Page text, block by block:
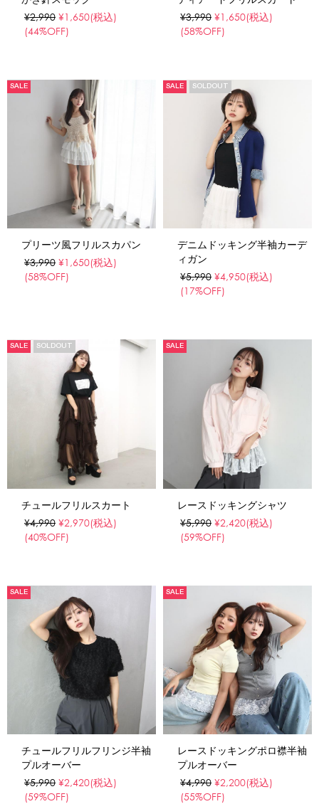
¥2,990 ¥1,650(税込)
(44%OFF)
¥3,990 ¥1,650(税込)
(58%OFF)
SALE
プリーツ風フリルスカパン
¥3,990 ¥1,650(税込)
(58%OFF)
SALE SOLDOUT
デニムドッキング半袖カーデ
ィガン
¥5,990 ¥4,950(税込)
(17%OFF)
SALE SOLDOUT
チュールフリルスカート
¥4,990 ¥2,970(税込)
(40%OFF)
SALE
レースドッキングシャツ
¥5,990 ¥2,420(税込)
(59%OFF)
SALE
チュールフリルフリンジ半袖
プルオーバー
¥5,990 ¥2,420(税込)
(59%OFF)
SALE
レースドッキングポロ襟半袖
プルオーバー
¥4,990 ¥2,200(税込)
(55%OFF)